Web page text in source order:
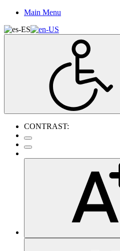
Main Menu
CONTRAST: